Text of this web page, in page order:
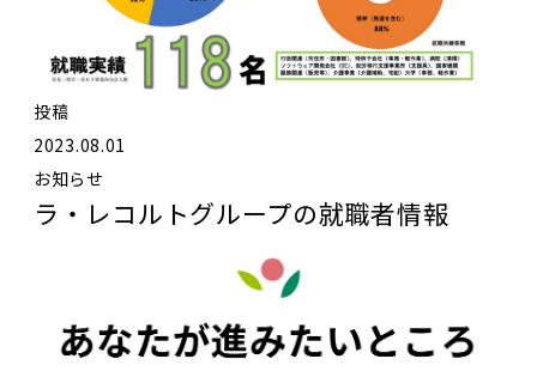
投稿
2023.08.01
お知らせ
ラ・レコルトグループの就職者情報